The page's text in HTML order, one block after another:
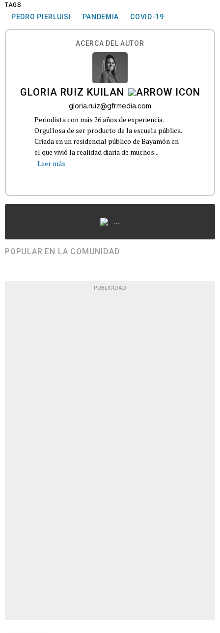
TAGS
PEDRO PIERLUISI PANDEMIA COVID-19
ACERCA DEL AUTOR
GLORIA RUIZ KUILAN
gloria.ruiz@gfrmedia.com
Periodista con más 26 años de experiencia.
Orgullosa de ser producto de la escuela pública.
Criada en un residencial público de Bayamón en
el que vivió la realidad diaria de muchos...
Leer más
...
POPULAR EN LA COMUNIDAD
PUBLICIDAD